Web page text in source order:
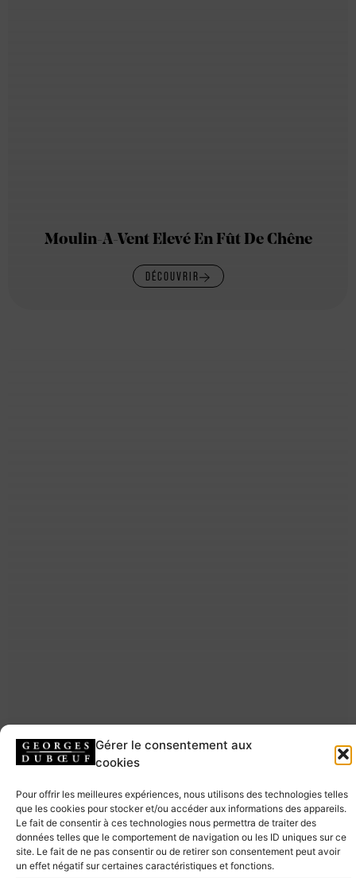
Gérer le consentement aux
cookies
Pour offrir les meilleures expériences, nous utilisons des technologies telles
que les cookies pour stocker et/ou accéder aux informations des appareils.
Le fait de consentir à ces technologies nous permettra de traiter des
données telles que le comportement de navigation ou les ID uniques sur ce
site. Le fait de ne pas consentir ou de retirer son consentement peut avoir
un effet négatif sur certaines caractéristiques et fonctions.
Moulin-A-Vent Elevé En Fût De Chêne
DÉCOUVRIR